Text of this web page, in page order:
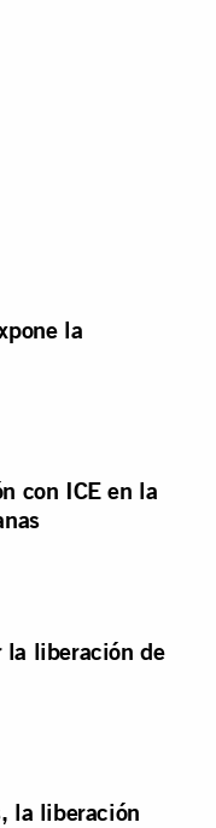
la
con ICE en la
la liberación de
la liberación